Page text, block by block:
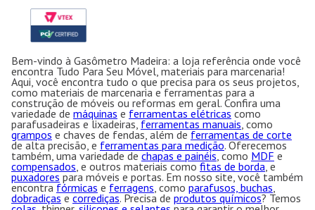
Bem-vindo à Gasômetro Madeira: a loja referência onde você
encontra Tudo Para Seu Móvel, materiais para marcenaria!
Aqui, você encontra tudo o que precisa para os seus projetos,
como materiais de marcenaria e ferramentas para a
construção de móveis ou reformas em geral. Confira uma
variedade de máquinas e ferramentas elétricas como
parafusadeiras e lixadeiras, ferramentas manuais, como
grampos e chaves de fendas, além de ferramentas de corte
de alta precisão, e ferramentas para medição. Oferecemos
também, uma variedade de chapas e painéis, como MDF e
compensados, e outros materiais como fitas de borda, e
puxadores para móveis e portas. Em nosso site, você também
encontra fórmicas e ferragens, como parafusos, buchas,
dobradiças e corrediças. Precisa de produtos químicos? Temos